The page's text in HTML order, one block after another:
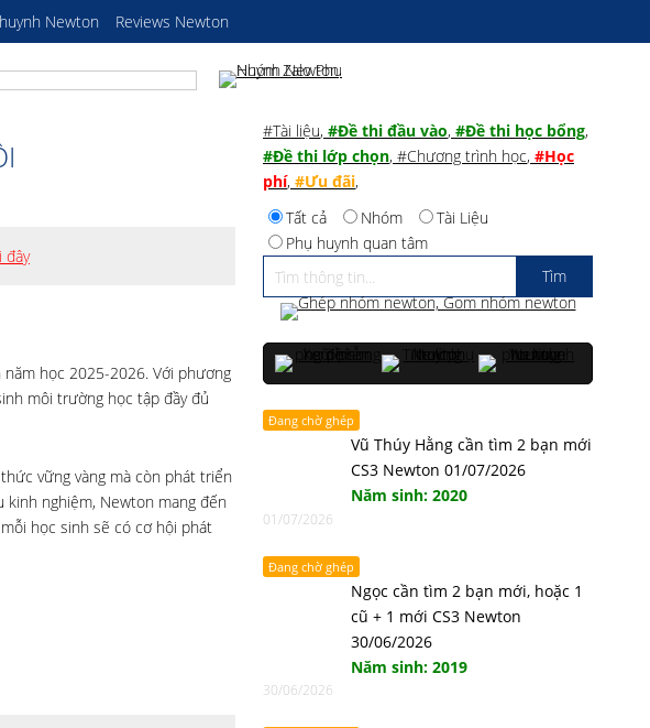
Newton Reviews Newton
đây
học 2025-2026. Với phương
môi trường học tập đầy đủ
vững vàng mà còn phát triển
kinh nghiệm, Newton mang đến
học sinh sẽ có cơ hội phát
#Tài liệu, #Đề thi đầu vào, #Đề thi học bổng,
#Đề thi lớp chọn, #Chương trình học, #Học
phí, #Ưu đãi,
Tất cả
Nhóm
Tài Liệu
Phụ huynh quan tâm
Đang chờ ghép
Vũ Thúy Hằng cần tìm 2 bạn mới
CS3 Newton 01/07/2026
Năm sinh: 2020
01/07/2026
Đang chờ ghép
Ngọc cần tìm 2 bạn mới, hoặc 1
cũ + 1 mới CS3 Newton
30/06/2026
Năm sinh: 2019
30/06/2026